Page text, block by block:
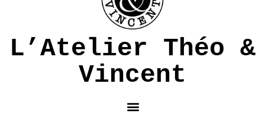
L’Atelier Théo &
Vincent